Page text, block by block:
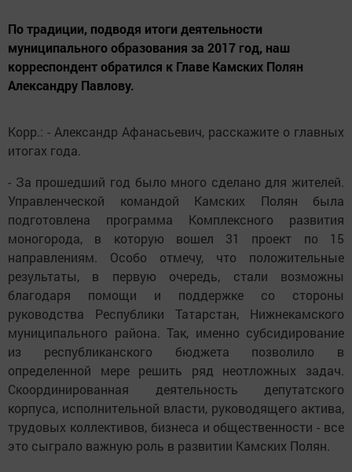
По традиции, подводя итоги деятельности
муниципального образования за 2017 год, наш
корреспондент обратился к Главе Камских Полян
Александру Павлову.
Корр.: - Александр Афанасьевич, расскажите о главных
итогах года.
- За прошедший год было много сделано для жителей.
Управленческой командой Камских Полян была
подготовлена программа Комплексного развития
моногорода, в которую вошел 31 проект по 15
направлениям. Особо отмечу, что положительные
результаты, в первую очередь, стали возможны
благодаря помощи и поддержке со стороны
руководства Республики Татарстан, Нижнекамского
муниципального района. Так, именно субсидирование
из республиканского бюджета позволило в
определенной мере решить ряд неотложных задач.
Скоординированная деятельность депутатского
корпуса, исполнительной власти, руководящего актива,
трудовых коллективов, бизнеса и общественности - все
это сыграло важную роль в развитии Камских Полян.